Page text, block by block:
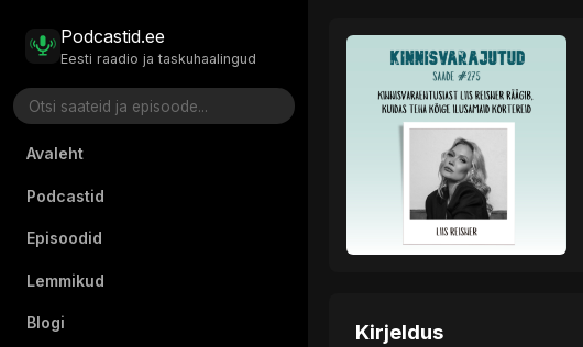
Podcastid.ee
Eesti raadio ja taskuhaalingud
Avaleht
Podcastid
Episoodid
Lemmikud
Blogi Kirjeldus